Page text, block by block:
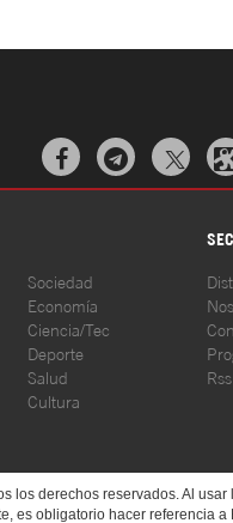

Sociedad
Economía
Ciencia/Tec
Deporte
Salud
Cultura
Rss
los derechos reservados. Al usar
es obligatorio hacer referencia a